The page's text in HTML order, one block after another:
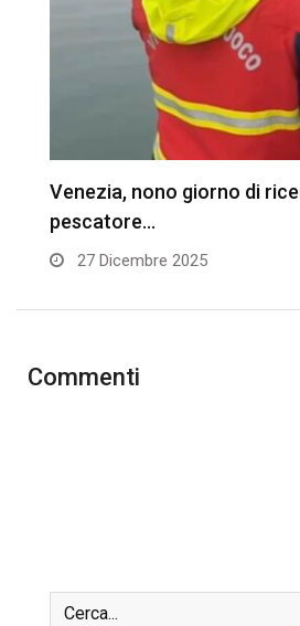
Venezia, nono giorno di
pescatore…
27 Dicembre 2025
Commenti